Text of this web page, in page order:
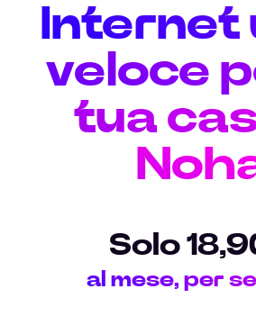
Internet
veloce
tua
Solo
al mese, per